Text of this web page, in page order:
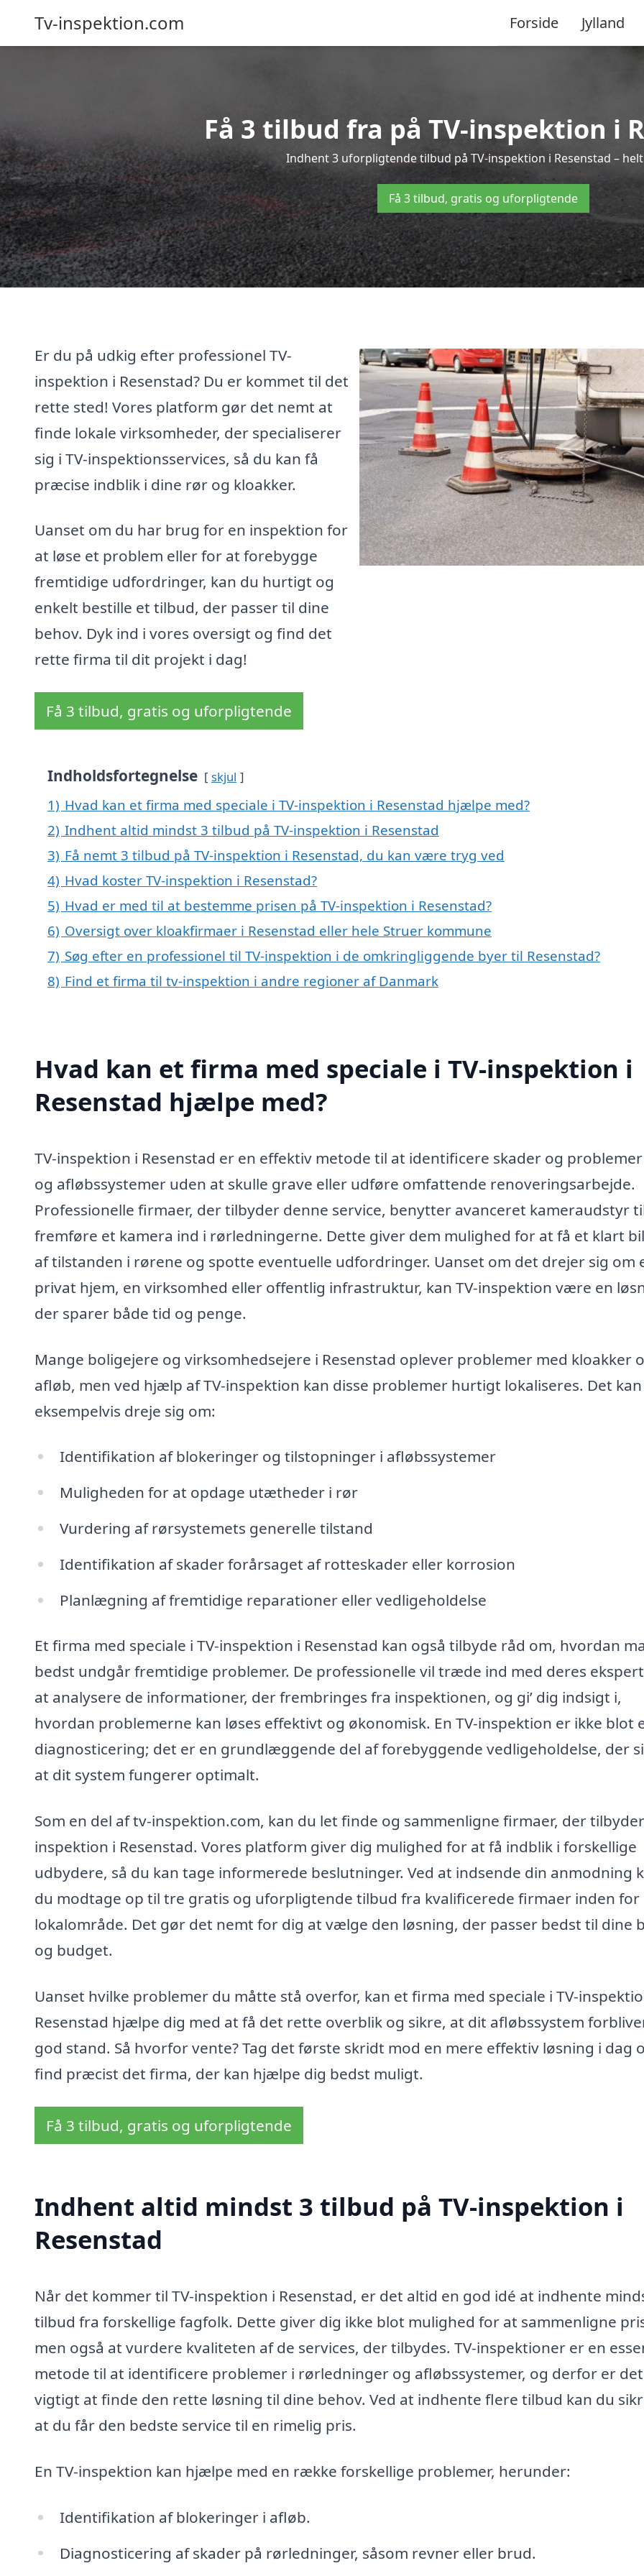
Tv-inspektion.com Forside Jylland
Få 3 tilbud fra på TV-inspektion i
Indhent 3 uforpligtende tilbud på TV-inspektion i Resenstad –
Få 3 tilbud, gratis og uforpligtende
Er du på udkig efter professionel TV-
inspektion i Resenstad? Du er kommet til det
rette sted! Vores platform gør det nemt at
finde lokale virksomheder, der specialiserer
sig i TV-inspektionsservices, så du kan få
præcise indblik i dine rør og kloakker.
Uanset om du har brug for en inspektion for
at løse et problem eller for at forebygge
fremtidige udfordringer, kan du hurtigt og
enkelt bestille et tilbud, der passer til dine
behov. Dyk ind i vores oversigt og find det
rette firma til dit projekt i dag!
Få 3 tilbud, gratis og uforpligtende
Indholdsfortegnelse skjul
1) Hvad kan et firma med speciale i TV-inspektion i Resenstad hjælpe med?
2) Indhent altid mindst 3 tilbud på TV-inspektion i Resenstad
3) Få nemt 3 tilbud på TV-inspektion i Resenstad, du kan være tryg ved
4) Hvad koster TV-inspektion i Resenstad?
5) Hvad er med til at bestemme prisen på TV-inspektion i Resenstad?
6) Oversigt over kloakfirmaer i Resenstad eller hele Struer kommune
7) Søg efter en professionel til TV-inspektion i de omkringliggende byer til Resenstad?
8) Find et firma til tv-inspektion i andre regioner af Danmark
Hvad kan et firma med speciale i TV-inspektion i
Resenstad hjælpe med?
TV-inspektion i Resenstad er en effektiv metode til at identificere skader og
og afløbssystemer uden at skulle grave eller udføre omfattende renoveringsarbejde.
Professionelle firmaer, der tilbyder denne service, benytter avanceret kameraudstyr
fremføre et kamera ind i rørledningerne. Dette giver dem mulighed for at få et klart
af tilstanden i rørene og spotte eventuelle udfordringer. Uanset om det drejer sig om
privat hjem, en virksomhed eller offentlig infrastruktur, kan TV-inspektion være en
der sparer både tid og penge.
Mange boligejere og virksomhedsejere i Resenstad oplever problemer med kloakker
afløb, men ved hjælp af TV-inspektion kan disse problemer hurtigt lokaliseres. Det kan
eksempelvis dreje sig om:
Identifikation af blokeringer og tilstopninger i afløbssystemer
Muligheden for at opdage utætheder i rør
Vurdering af rørsystemets generelle tilstand
Identifikation af skader forårsaget af rotteskader eller korrosion
Planlægning af fremtidige reparationer eller vedligeholdelse
Et firma med speciale i TV-inspektion i Resenstad kan også tilbyde råd om, hvordan
bedst undgår fremtidige problemer. De professionelle vil træde ind med deres
at analysere de informationer, der frembringes fra inspektionen, og gi’ dig indsigt i,
hvordan problemerne kan løses effektivt og økonomisk. En TV-inspektion er ikke blot
diagnosticering; det er en grundlæggende del af forebyggende vedligeholdelse, der
at dit system fungerer optimalt.
Som en del af tv-inspektion.com, kan du let finde og sammenligne firmaer, der
inspektion i Resenstad. Vores platform giver dig mulighed for at få indblik i forskellige
udbydere, så du kan tage informerede beslutninger. Ved at indsende din anmodning
du modtage op til tre gratis og uforpligtende tilbud fra kvalificerede firmaer inden for
lokalområde. Det gør det nemt for dig at vælge den løsning, der passer bedst til dine
og budget.
Uanset hvilke problemer du måtte stå overfor, kan et firma med speciale i TV-
Resenstad hjælpe dig med at få det rette overblik og sikre, at dit afløbssystem
god stand. Så hvorfor vente? Tag det første skridt mod en mere effektiv løsning i dag
find præcist det firma, der kan hjælpe dig bedst muligt.
Få 3 tilbud, gratis og uforpligtende
Indhent altid mindst 3 tilbud på TV-inspektion i
Resenstad
Når det kommer til TV-inspektion i Resenstad, er det altid en god idé at indhente
tilbud fra forskellige fagfolk. Dette giver dig ikke blot mulighed for at sammenligne
men også at vurdere kvaliteten af de services, der tilbydes. TV-inspektioner er en
metode til at identificere problemer i rørledninger og afløbssystemer, og derfor er det
vigtigt at finde den rette løsning til dine behov. Ved at indhente flere tilbud kan du
at du får den bedste service til en rimelig pris.
En TV-inspektion kan hjælpe med en række forskellige problemer, herunder:
Identifikation af blokeringer i afløb.
Diagnosticering af skader på rørledninger, såsom revner eller brud.